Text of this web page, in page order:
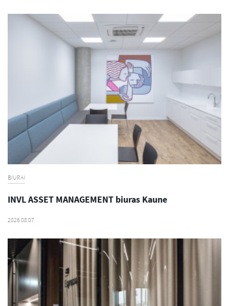
BIURAI
INVL ASSET MANAGEMENT biuras Kaune
2026 08 07